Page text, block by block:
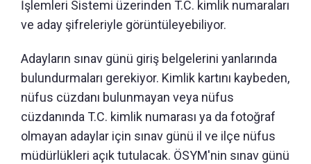
İşlemleri Sistemi üzerinden T.C. kimlik numaraları
ve aday şifreleriyle görüntüleyebiliyor.
Adayların sınav günü giriş belgelerini yanlarında
bulundurmaları gerekiyor. Kimlik kartını kaybeden,
nüfus cüzdanı bulunmayan veya nüfus
cüzdanında T.C. kimlik numarası ya da fotoğraf
olmayan adaylar için sınav günü il ve ilçe nüfus
müdürlükleri açık tutulacak. ÖSYM'nin sınav günü